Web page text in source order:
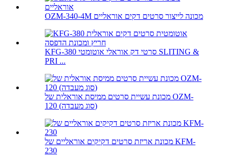
OZM-340-4M מכונה לייצור סרטים דקים אוראליים
KFG-380 סרטי דק אוראלי אוטומטי SLITING &
PRI ...
מכונת עשיית סרטים ממיסת אוראלית של OZM-
120 (סוג מעבדה)
מכונת אריזת סרטים דקיקים אוראליים של KFM-
230